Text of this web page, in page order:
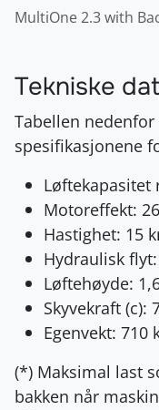
MultiOne 2.3 with
Tekniske
Tabellen
spesifikasjonene
Løftekapasitet
Motoreffekt:
Hastighet: 15
Hydraulisk
Løftehøyde:
Skyvekraft (c):
Egenvekt: 710
(*) Maksimal last
bakken når